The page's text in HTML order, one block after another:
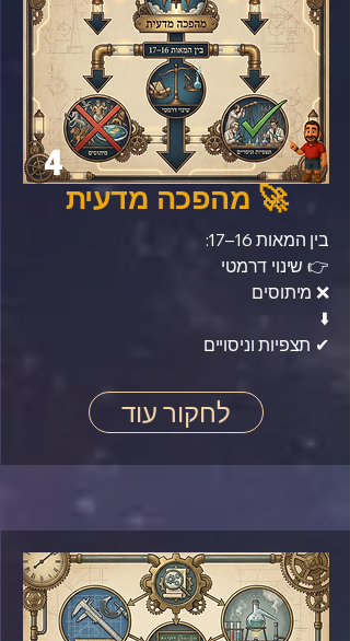
4
🚀 מהפכה מדעית
בין המאות 16–17:
👉 שינוי דרמטי
❌ מיתוסים
⬇️
✔ תצפיות וניסויים
לחקור עוד